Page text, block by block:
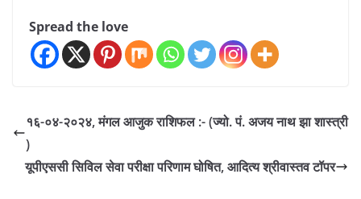
Spread the love
१६-०४-२०२४, मंगल आजुक राशिफल :- (ज्यो. पं. अजय नाथ झा शास्त्री
)
यूपीएससी सिविल सेवा परीक्षा परिणाम घोषित, आदित्य श्रीवास्तव टॉपर